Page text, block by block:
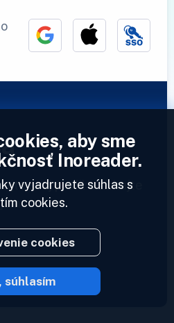
svoj profil a získajte
© Inoreader
aby sme
Inoreader.
vyjadrujete súhlas s
cookies.
cookies
súhlasím